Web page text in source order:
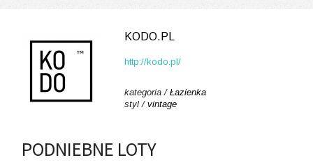
KODO.PL
http://kodo.pl/
kategoria / Łazienka
styl / vintage
PODNIEBNE LOTY